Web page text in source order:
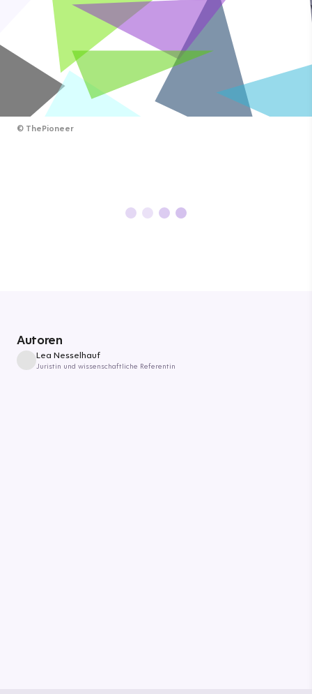
© ThePioneer
Autoren
Lea Nesselhauf
Juristin und wissenschaftliche Referentin